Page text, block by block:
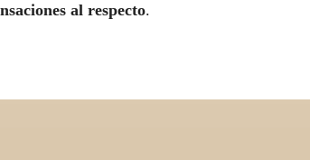
al respecto.